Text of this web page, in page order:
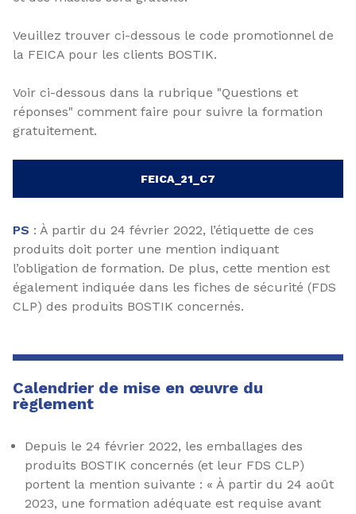
Veuillez trouver ci-dessous le code promotionnel de
la FEICA pour les clients BOSTIK.
Voir ci-dessous dans la rubrique "Questions et
réponses" comment faire pour suivre la formation
gratuitement.
FEICA_21_C7
PS : À partir du 24 février 2022, l’étiquette de ces
produits doit porter une mention indiquant
l’obligation de formation. De plus, cette mention est
également indiquée dans les fiches de sécurité (FDS
CLP) des produits BOSTIK concernés.
Calendrier de mise en œuvre du
règlement
Depuis le 24 février 2022, les emballages des
produits BOSTIK concernés (et leur FDS CLP)
portent la mention suivante : « À partir du 24 août
2023, une formation adéquate est requise avant